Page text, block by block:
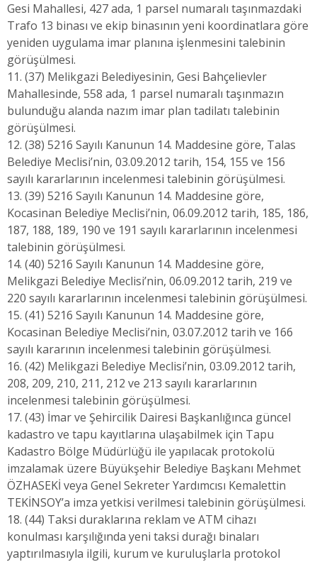
Gesi Mahallesi, 427 ada, 1 parsel numaralı taşınmazdaki
Trafo 13 binası ve ekip binasının yeni koordinatlara göre
yeniden uygulama imar planına işlenmesini talebinin
görüşülmesi.
11. (37) Melikgazi Belediyesinin, Gesi Bahçelievler
Mahallesinde, 558 ada, 1 parsel numaralı taşınmazın
bulunduğu alanda nazım imar plan tadilatı talebinin
görüşülmesi.
12. (38) 5216 Sayılı Kanunun 14. Maddesine göre, Talas
Belediye Meclisi’nin, 03.09.2012 tarih, 154, 155 ve 156
sayılı kararlarının incelenmesi talebinin görüşülmesi.
13. (39) 5216 Sayılı Kanunun 14. Maddesine göre,
Kocasinan Belediye Meclisi’nin, 06.09.2012 tarih, 185, 186,
187, 188, 189, 190 ve 191 sayılı kararlarının incelenmesi
talebinin görüşülmesi.
14. (40) 5216 Sayılı Kanunun 14. Maddesine göre,
Melikgazi Belediye Meclisi’nin, 06.09.2012 tarih, 219 ve
220 sayılı kararlarının incelenmesi talebinin görüşülmesi.
15. (41) 5216 Sayılı Kanunun 14. Maddesine göre,
Kocasinan Belediye Meclisi’nin, 03.07.2012 tarih ve 166
sayılı kararının incelenmesi talebinin görüşülmesi.
16. (42) Melikgazi Belediye Meclisi’nin, 03.09.2012 tarih,
208, 209, 210, 211, 212 ve 213 sayılı kararlarının
incelenmesi talebinin görüşülmesi.
17. (43) İmar ve Şehircilik Dairesi Başkanlığınca güncel
kadastro ve tapu kayıtlarına ulaşabilmek için Tapu
Kadastro Bölge Müdürlüğü ile yapılacak protokolü
imzalamak üzere Büyükşehir Belediye Başkanı Mehmet
ÖZHASEKİ veya Genel Sekreter Yardımcısı Kemalettin
TEKİNSOY’a imza yetkisi verilmesi talebinin görüşülmesi.
18. (44) Taksi duraklarına reklam ve ATM cihazı
konulması karşılığında yeni taksi durağı binaları
yaptırılmasıyla ilgili, kurum ve kuruluşlarla protokol